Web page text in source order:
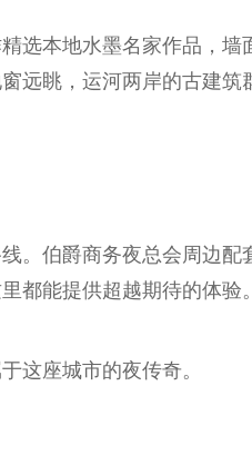
选本地水墨名家作品，
远眺，运河两岸的古建
。伯爵商务夜总会周边配
都能提供超越期待的体验
这座城市的夜传奇。